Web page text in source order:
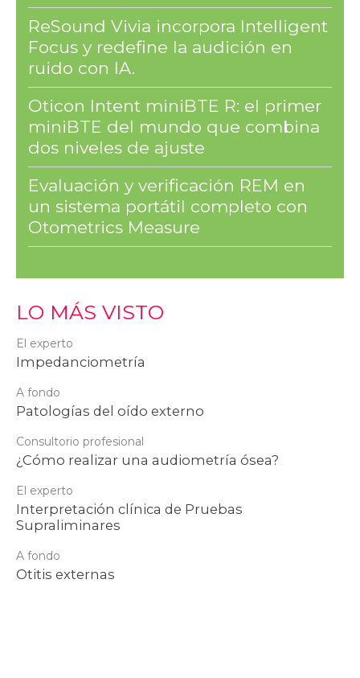
ReSound Vivia incorpora Intelligent
Focus y redefine la audición en
ruido con IA.
Oticon Intent miniBTE R: el primer
miniBTE del mundo que combina
dos niveles de ajuste
Evaluación y verificación REM en
un sistema portátil completo con
Otometrics Measure
LO MÁS VISTO
El experto
Impedanciometría
A fondo
Patologías del oído externo
Consultorio profesional
¿Cómo realizar una audiometría ósea?
El experto
Interpretación clínica de Pruebas
Supraliminares
A fondo
Otitis externas